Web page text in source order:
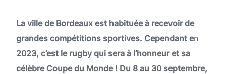
La ville de Bordeaux est habituée à recevoir de
grandes compétitions sportives. Cependant en
2023, c’est le rugby qui sera à l’honneur et sa
célèbre Coupe du Monde ! Du 8 au 30 septembre,